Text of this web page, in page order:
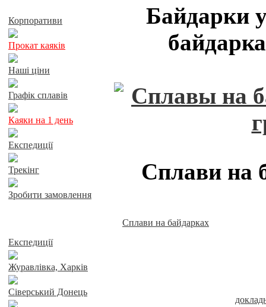
Корпоративи
Прокат каяків
Наші ціни
Графік сплавів
Каяки на 1 день
Експедиції
Трекінг
Зробити замовлення
Експедиції
Журавлівка, Харків
Сіверський Донець
Байдарки
Сплави на
Сплави на байдарках